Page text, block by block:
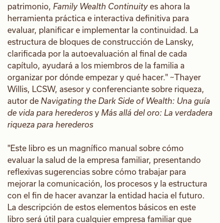
patrimonio, Family Wealth Continuity es ahora la
herramienta práctica e interactiva definitiva para
evaluar, planificar e implementar la continuidad. La
estructura de bloques de construcción de Lansky,
clarificada por la autoevaluación al final de cada
capítulo, ayudará a los miembros de la familia a
organizar por dónde empezar y qué hacer." ~Thayer
Willis, LCSW, asesor y conferenciante sobre riqueza,
autor de Navigating the Dark Side of Wealth: Una guía
de vida para herederos y Más allá del oro: La verdadera
riqueza para herederos
"Este libro es un magnífico manual sobre cómo
evaluar la salud de la empresa familiar, presentando
reflexivas sugerencias sobre cómo trabajar para
mejorar la comunicación, los procesos y la estructura
con el fin de hacer avanzar la entidad hacia el futuro.
La descripción de estos elementos básicos en este
libro será útil para cualquier empresa familiar que